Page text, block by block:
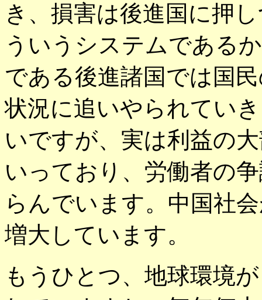
き、損害は後進国に押
ういうシステムである
である後進諸国では国
状況に追いやられてい
いですが、実は利益の
いっており、労働者の
らんでいます。中国社
増大しています。
もうひとつ、地球環境